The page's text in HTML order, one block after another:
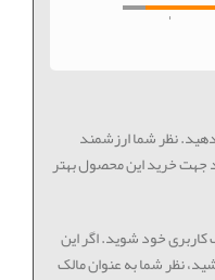
نظر شما ارزشمند
جهت خرید این محصول بهتر
کاربری خود شوید. اگر این
نظر شما به عنوان مالک